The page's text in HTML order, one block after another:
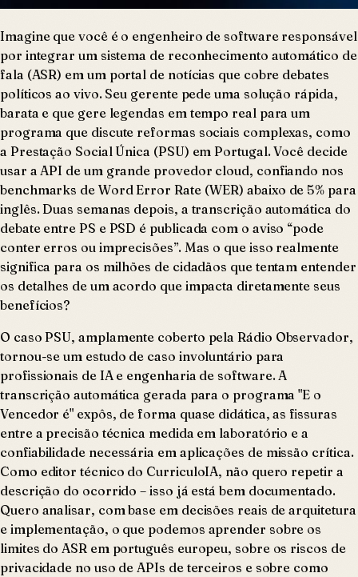
Imagine que você é o engenheiro de software responsável
por integrar um sistema de reconhecimento automático de
fala (ASR) em um portal de notícias que cobre debates
políticos ao vivo. Seu gerente pede uma solução rápida,
barata e que gere legendas em tempo real para um
programa que discute reformas sociais complexas, como
a Prestação Social Única (PSU) em Portugal. Você decide
usar a API de um grande provedor cloud, confiando nos
benchmarks de Word Error Rate (WER) abaixo de 5% para
inglês. Duas semanas depois, a transcrição automática do
debate entre PS e PSD é publicada com o aviso “pode
conter erros ou imprecisões”. Mas o que isso realmente
significa para os milhões de cidadãos que tentam entender
os detalhes de um acordo que impacta diretamente seus
benefícios?
O caso PSU, amplamente coberto pela Rádio Observador,
tornou-se um estudo de caso involuntário para
profissionais de IA e engenharia de software. A
transcrição automática gerada para o programa "E o
Vencedor é" expôs, de forma quase didática, as fissuras
entre a precisão técnica medida em laboratório e a
confiabilidade necessária em aplicações de missão crítica.
Como editor técnico do CurriculoIA, não quero repetir a
descrição do ocorrido – isso já está bem documentado.
Quero analisar, com base em decisões reais de arquitetura
e implementação, o que podemos aprender sobre os
limites do ASR em português europeu, sobre os riscos de
privacidade no uso de APIs de terceiros e sobre como